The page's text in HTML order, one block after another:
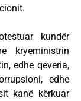
kundër
kryeministrin
edhe qeveria,
edhe
kanë kërkuar